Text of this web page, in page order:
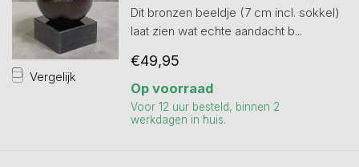
Vergelijk
Dit bronzen beeldje (7 cm incl. sokkel)
laat zien wat echte aandacht b...
€49,95
Op voorraad
Voor 12 uur besteld, binnen 2
werkdagen in huis.